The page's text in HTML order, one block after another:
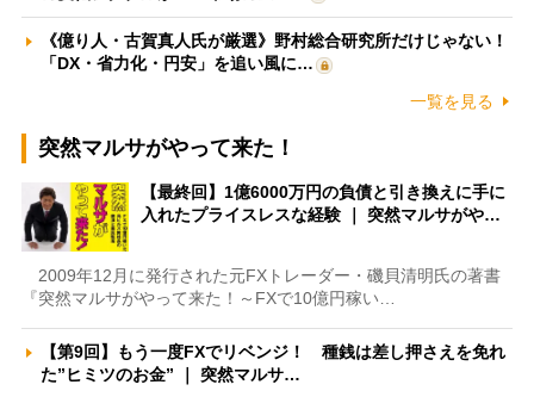
《億り人・古賀真人氏が厳選》野村総合研究所だけじゃない！
「DX・省力化・円安」を追い風に…
一覧を見る
突然マルサがやって来た！
【最終回】1億6000万円の負債と引き換えに手に
入れたプライスレスな経験 ｜ 突然マルサがや…
2009年12月に発行された元FXトレーダー・磯貝清明氏の著書
『突然マルサがやって来た！～FXで10億円稼い…
【第9回】もう一度FXでリベンジ！ 種銭は差し押さえを免れ
た”ヒミツのお金” ｜ 突然マルサ…